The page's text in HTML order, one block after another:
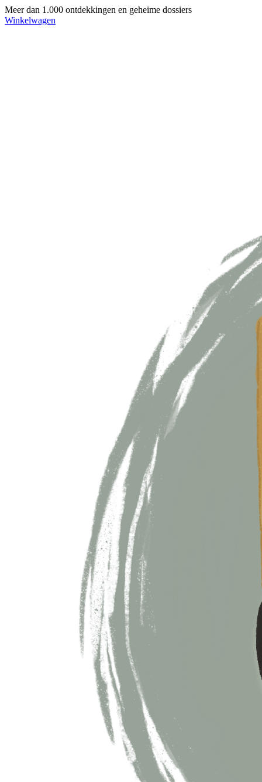
Meer dan 1.000 ontdekkingen en geheime dossiers
Winkelwagen